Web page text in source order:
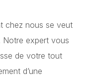
chez nous se veut
Notre expert vous
de votre tout
d’une